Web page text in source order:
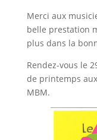
Merci aux
belle prestation
plus dans la
Rendez-vous le
de printemps
MBM.